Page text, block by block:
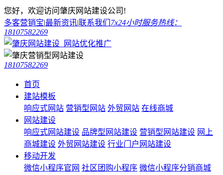
您好，欢迎访问肇庆网站建设公司!
多客营销宝|最新资讯|联系我们 7x24小时服务热线：
18107582269
18107582269
首页
建站模板
响应式网站 营销型网站 外贸网站 在线商城
网站建设
响应式网站建设 品牌型网站建设 营销型网站建设 网上
商城建设 外贸网站建设 行业门户网站建设
移动开发
微信小程序官网 社区团购小程序 微信小程序分销商城